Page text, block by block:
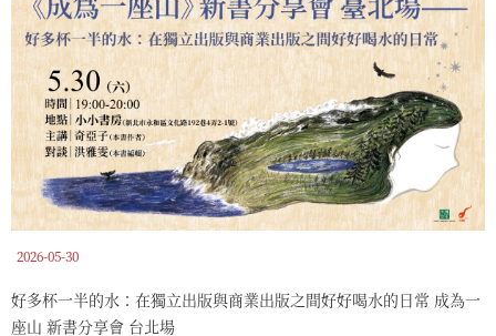
2026-05-30
好多杯一半的水：在獨立出版與商業出版之間好好喝水的日常 成為一
座山 新書分享會 台北場